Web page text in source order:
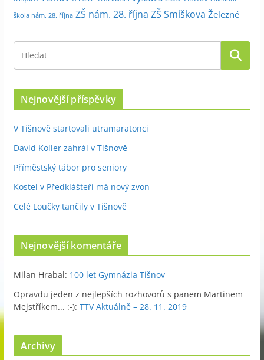
škola nám. 28. října ZŠ nám. 28. října ZŠ Smíškova Železné
Nejnovější příspěvky
V Tišnově startovali utramaratonci
David Koller zahrál v Tišnově
Příměstský tábor pro seniory
Kostel v Předklášteří má nový zvon
Celé Loučky tančily v Tišnově
Nejnovější komentáře
Milan Hrabal: 100 let Gymnázia Tišnov
Opravdu jeden z nejlepších rozhovorů s panem Martinem
Mejstříkem... :-): TTV Aktuálně – 28. 11. 2019
Archivy